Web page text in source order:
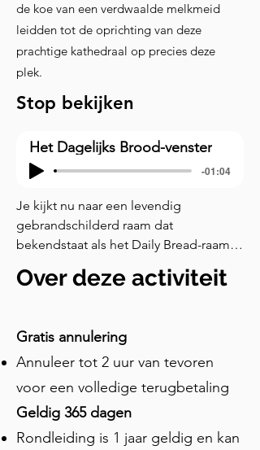
de koe van een verdwaalde melkmeid
leidden tot de oprichting van deze
prachtige kathedraal op precies deze
plek.
Stop bekijken
Het Dagelijks Brood-venster
-01:04
Je kijkt nu naar een levendig
gebrandschilderd raam dat
bekendstaat als het Daily Bread-raam.
personeel van de Durham-vestiging
bestaan van het bedrijf. Het raam
vertegenwoordigt de diepe band
tussen de lokale gemeenschap en de
kathedraal van Durham. Het werd
vervaardigd door Hartley Wood & Co.
in Sunderland, dat destijds een van de
Over deze activiteit
Gratis annulering
Annuleer tot 2 uur van tevoren
voor een volledige terugbetaling
Geldig 365 dagen
Rondleiding is 1 jaar geldig en kan